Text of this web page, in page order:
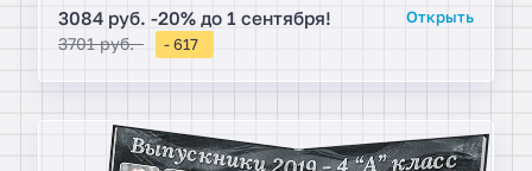
незабываемые моменты радости и уважения,
количество фотосессий ограничено бюджетом.
3084 руб. -20% до 1 сентября!
3701 руб. - 617
Открыть